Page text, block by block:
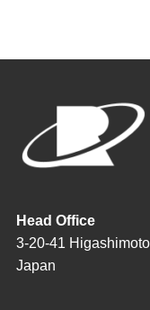
Head Office
3-20-41
Japan